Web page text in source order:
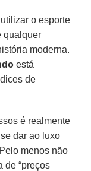
utilizar o esporte
qualquer
moderna.
está
de
é realmente
dar ao luxo
menos não
de “preços